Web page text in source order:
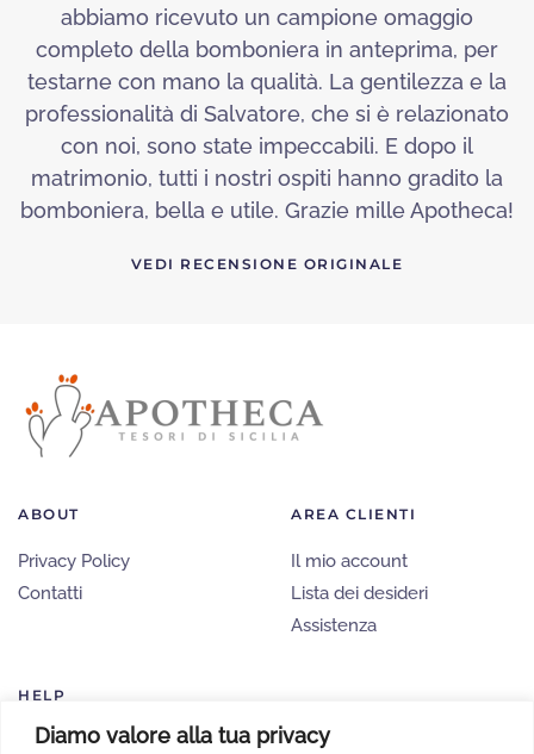
Diamo valore alla tua privacy
abbiamo ricevuto un campione omaggio
completo della bomboniera in anteprima, per
testarne con mano la qualità. La gentilezza e la
professionalità di Salvatore, che si è relazionato
con noi, sono state impeccabili. E dopo il
matrimonio, tutti i nostri ospiti hanno gradito la
bomboniera, bella e utile. Grazie mille Apotheca!
VEDI RECENSIONE ORIGINALE
ABOUT
Privacy Policy
Contatti
AREA CLIENTI
Il mio account
Lista dei desideri
Assistenza
HELP
Ordini e Spedizioni